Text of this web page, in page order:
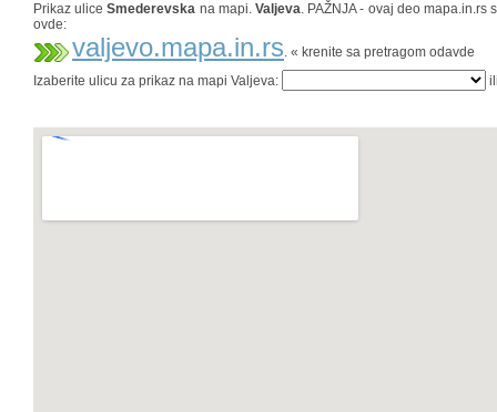
Prikaz uliceSmederevska na mapi. Valjeva. PAŽNJA - ovaj deo mapa.in.rs
ovde:
valjevo.mapa.in.rs. « krenite sa pretragom odavde
Izaberite ulicu za prikaz na mapi Valjeva: